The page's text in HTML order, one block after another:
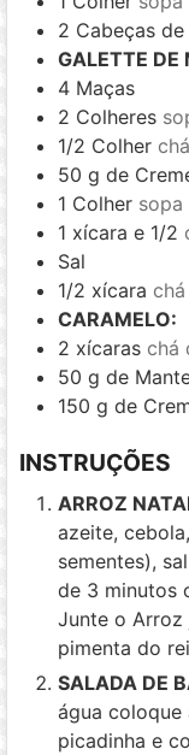
2 Cabeças de
GALETTE DE
4 Maças
2 Colheres
1/2 Colher
50 g de
1 Colher sopa
1 xícara e 1/2
Sal
1/2 xícara
CARAMELO:
2 xícaras chá
50 g de
150 g de
INSTRUÇÕES
ARROZ
azeite,
sementes),
de 3 minutos
Junte o Arroz
pimenta do
SALADA DE
água coloque
picadinha e